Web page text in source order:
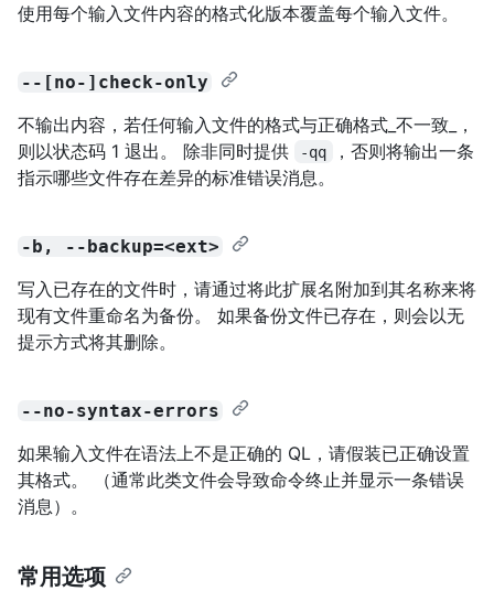
使用每个输入文件内容的格式化版本覆盖每个输入文件。
--[no-]check-only
不输出内容，若任何输入文件的格式与正确格式_不一致_，
则以状态码 1 退出。 除非同时提供
-qq
，否则将输出一条
指示哪些文件存在差异的标准错误消息。
-b, --backup=<ext>
写入已存在的文件时，请通过将此扩展名附加到其名称来将
现有文件重命名为备份。 如果备份文件已存在，则会以无
提示方式将其删除。
--no-syntax-errors
如果输入文件在语法上不是正确的 QL，请假装已正确设置
其格式。 （通常此类文件会导致命令终止并显示一条错误
消息）。
常用选项